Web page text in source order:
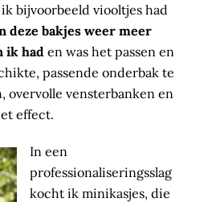
bijvoorbeeld viooltjes had
deze bakjes weer meer
ik had en was het passen en
passende onderbak te
overvolle vensterbanken en
effect.
In een
professionaliseringsslag
kocht ik minikasjes, die